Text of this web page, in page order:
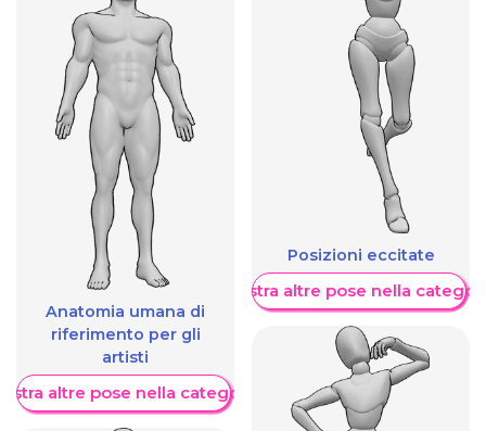
Anatomia umana di
riferimento per gli
artisti
altre pose nella categoria
Posizioni eccitate
Mostra altre pose nella